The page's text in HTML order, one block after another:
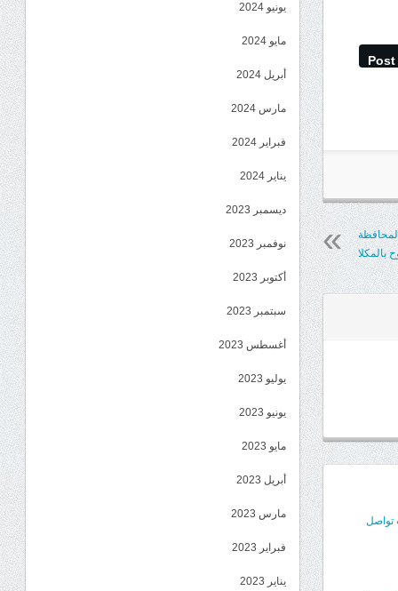
Post
بالمكلا
تواصل
يونيو 2024
مايو 2024
أبريل 2024
مارس 2024
فبراير 2024
يناير 2024
ديسمبر 2023
نوفمبر 2023
أكتوبر 2023
سبتمبر 2023
أغسطس 2023
يوليو 2023
يونيو 2023
مايو 2023
أبريل 2023
مارس 2023
فبراير 2023
يناير 2023